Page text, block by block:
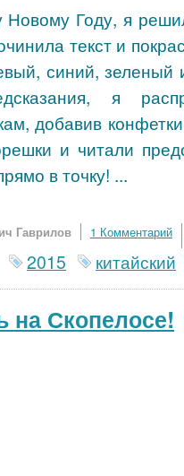
Новому Году, я
текст и
синий,
я
добавив
и читали
в точку! ...
Гаврилов 1 Комментарий
2015 китайский
на Скопелосе!